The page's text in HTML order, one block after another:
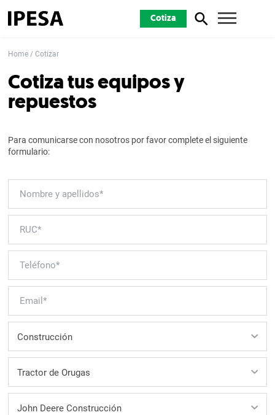
Cotiza
Home Cotizar
Cotiza tus equipos y
repuestos
Para comunicarse con nosotros por favor complete el siguiente
formulario: